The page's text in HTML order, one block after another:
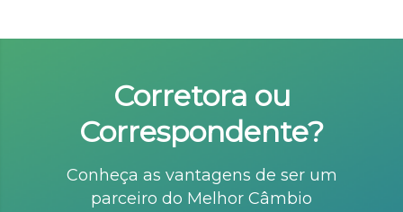
Corretora ou
Correspondente?
Conheça as vantagens de ser um
parceiro do Melhor Câmbio